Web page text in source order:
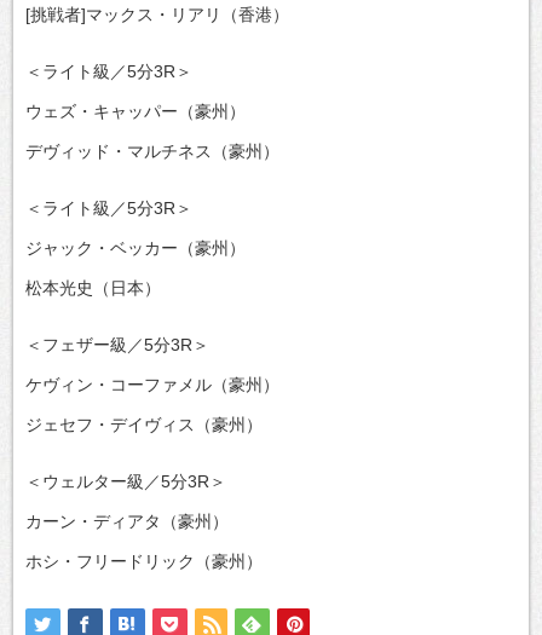
[挑戦者]マックス・リアリ（香港）
＜ライト級／5分3R＞
ウェズ・キャッパー（豪州）
デヴィッド・マルチネス（豪州）
＜ライト級／5分3R＞
ジャック・ベッカー（豪州）
松本光史（日本）
＜フェザー級／5分3R＞
ケヴィン・コーファメル（豪州）
ジェセフ・デイヴィス（豪州）
＜ウェルター級／5分3R＞
カーン・ディアタ（豪州）
ホシ・フリードリック（豪州）